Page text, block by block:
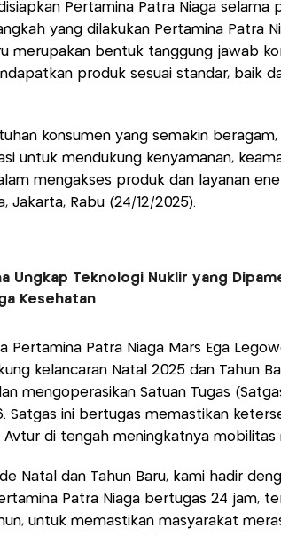
Pertamina Patra Niaga selama
yang dilakukan Pertamina Patra
merupakan bentuk tanggung jawab
produk sesuai standar, baik
konsumen yang semakin
untuk mendukung kenyamanan,
mengakses produk dan layanan
Jakarta, Rabu (24/12/2025).
Ungkap Teknologi Nuklir yang
Kesehatan
Pertamina Patra Niaga Mars Ega
kelancaran Natal 2025 dan Tahun
mengoperasikan Satuan Tugas
Satgas ini bertugas memastikan
Avtur di tengah meningkatnya mobilitas
Natal dan Tahun Baru, kami hadir
Patra Niaga bertugas 24 jam,
untuk memastikan masyarakat